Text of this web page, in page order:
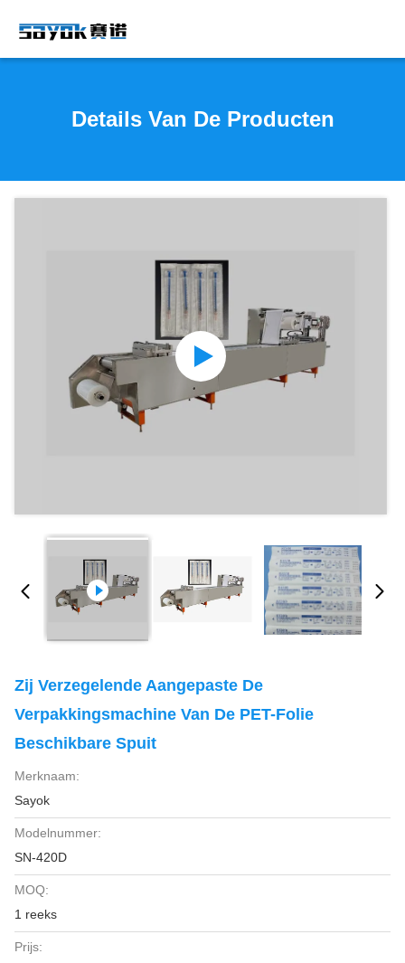
Details Van De Producten
Zij Verzegelende Aangepaste De
Verpakkingsmachine Van De PET-Folie
Beschikbare Spuit
Merknaam:
Sayok
Modelnummer:
SN-420D
MOQ:
1 reeks
Prijs: